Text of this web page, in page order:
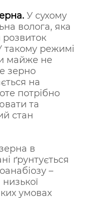
У сухому
волога, яка
такому режимі
майже не
зерно
на
потрібно
та
стан
в
ґрунтується
–
умовах